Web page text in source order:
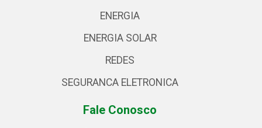
ENERGIA
ENERGIA SOLAR
REDES
SEGURANCA ELETRONICA
Fale Conosco